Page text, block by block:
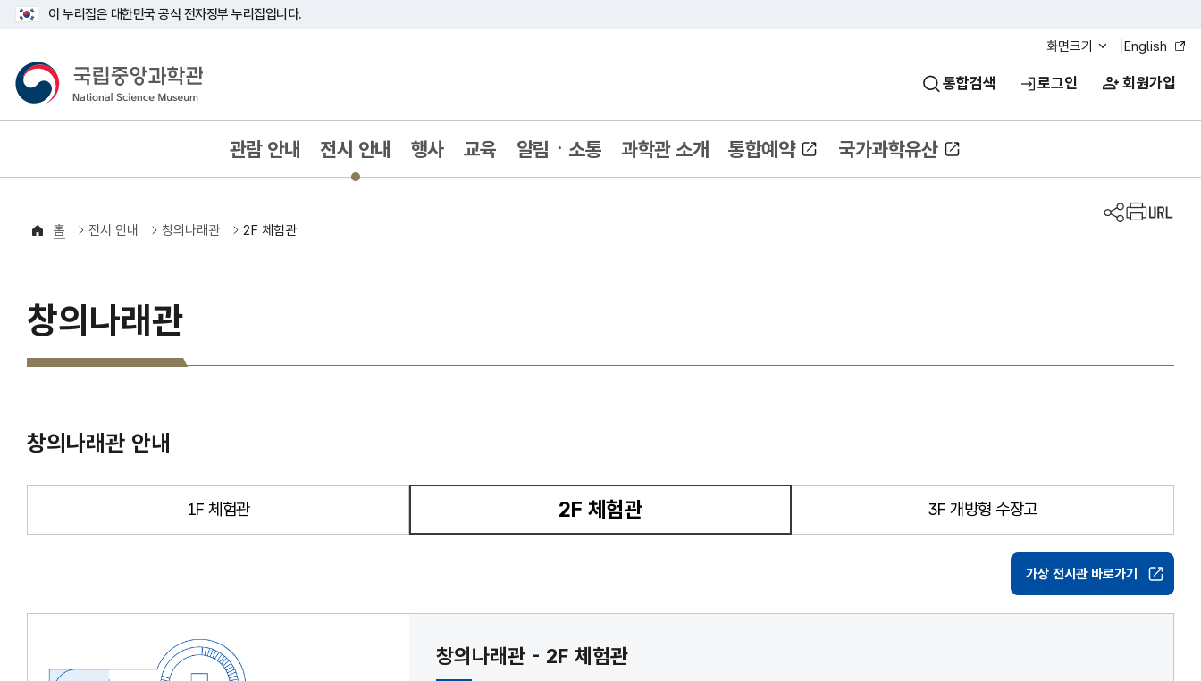
이 누리집은 대한민국 공식 전자정부 누리집입니다.
화면크기
English
국립중앙과학관
80YEARS ANNIVERSARY 통합검색 로그인 회원가입
관람 안내 전시 안내 행사 교육 알림ㆍ소통 과학관 소개 통합예약 국가과학유산
홈 전시 안내 창의나래관 2F 체험관
창의나래관
창의나래관 안내
1F 체험관 2F 체험관
선택됨 3F 개방형 수장고
PC
가상 전시관 바로가기
창의나래관 - 2F 체험관